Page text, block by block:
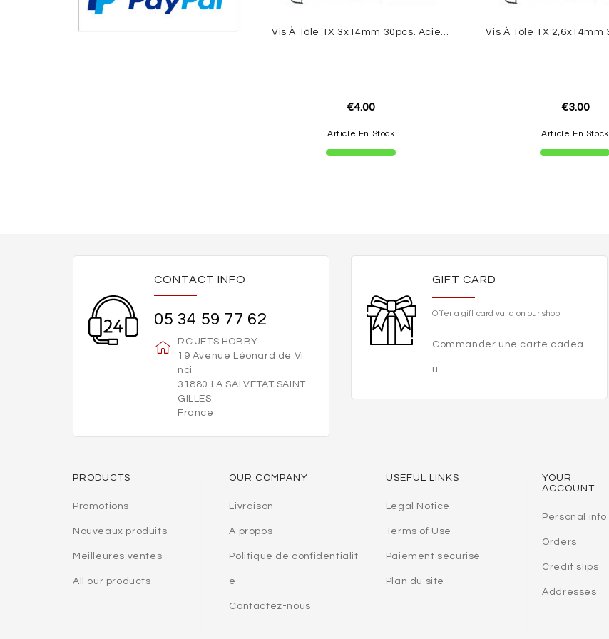
Vis À Tôle TX 3x14mm 30pcs. Acier Inoxydable
€4.00
Article En Stock
€3.00
Article En Stock
CONTACT INFO
05 34 59 77 62
RC JETS HOBBY
19 Avenue Léonard de Vi
nci
31880 LA SALVETAT SAINT
GILLES
France
GIFT CARD
Offer a gift card valid on our shop
Commander une carte cadea
u
PRODUCTS
Promotions
Nouveaux produits
Meilleures ventes
All our products
OUR COMPANY
Livraison
A propos
Politique de confidentialit
é
Contactez-nous
USEFUL LINKS
Legal Notice
Terms of Use
Paiement sécurisé
Plan du site
YOUR
ACCOUNT
Personal info
Orders
Credit slips
Addresses